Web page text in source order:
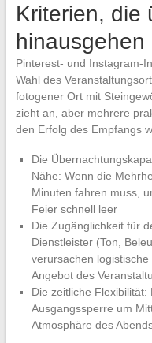
Kriterien, die
hinausgehen
Pinterest- und Instagram-
Wahl des
fotogener Ort mit
zieht an, aber mehrere
den Erfolg des Empfangs
Die
Nähe: Wenn die
Minuten fahren muss,
Feier schnell leer
Die Zugänglichkeit für
Dienstleister (Ton,
verursachen
Angebot des
Die zeitliche
Ausgangssperre um
Atmosphäre des